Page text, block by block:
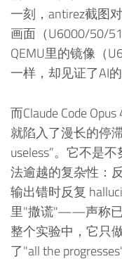
一刻，antirez截图
画面（U6000/50/
QEMU里的镜像（
一样，却见证了AI的
而Claude Code
就陷入了漫长的停
useless”。它不是
法逾越的复杂性：
输出错时反复
里"撒谎"——声称已
整个实验中，它只
了"all the progresses"